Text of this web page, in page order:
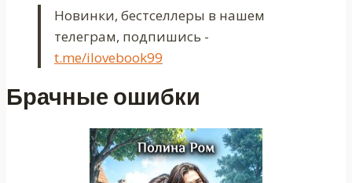
Новинки, бестселлеры в нашем
телеграм, подпишись -
t.me/ilovebook99
Брачные ошибки